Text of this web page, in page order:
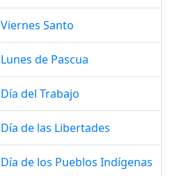
Viernes Santo
Lunes de Pascua
Día del Trabajo
Día de las Libertades
Día de los Pueblos Indígenas